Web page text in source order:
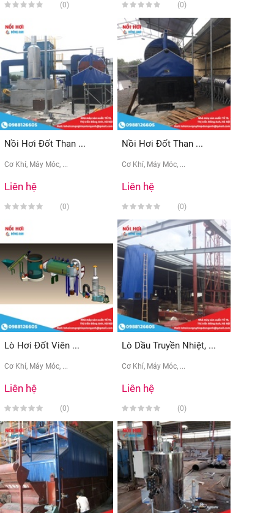
(0) (0)
Nồi Hơi Đốt Than ...
Cơ Khí, Máy Móc, ...
Liên hệ
(0)
Nồi Hơi Đốt Than ...
Cơ Khí, Máy Móc, ...
Liên hệ
(0)
Lò Hơi Đốt Viên ...
Cơ Khí, Máy Móc, ...
Liên hệ
(0)
Lò Dầu Truyền Nhiệt, ...
Cơ Khí, Máy Móc, ...
Liên hệ
(0)